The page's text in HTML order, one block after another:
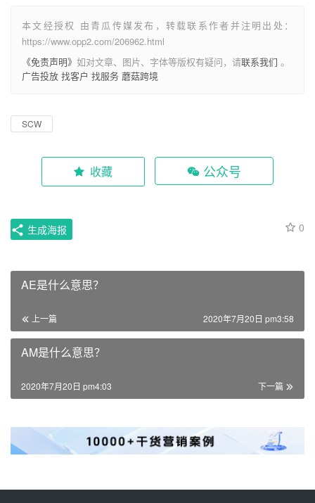
本文经授权 由青瓜传媒发布，转载联系作者并注明出处：
https://www.opp2.com/206962.html
《免责声明》 如对文章、图片、字体等版权有疑问，请联系我们 。
广告投放 找客户 找服务 蘑菇跨境
SCW
收藏 公众号
0
生成海报
AE是什么意思？
上一篇 2020年7月20日 pm3:58
AM是什么意思？
下一篇
2020年7月20日 pm4:03